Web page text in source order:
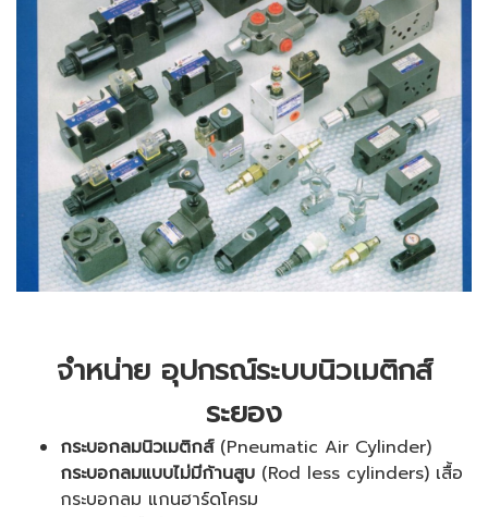
จำหน่าย อุปกรณ์ระบบนิวเมติกส์
ระยอง
กระบอกลมนิวเมติกส์(Pneumatic Air Cylinder)
กระบอกลมแบบไม่มีก้านสูบ (Rod less cylinders) เสื้อ
กระบอกลม แกนฮาร์ดโครม